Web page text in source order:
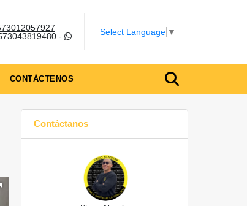
- Select Language ▼
CONTÁCTENOS
Contáctanos